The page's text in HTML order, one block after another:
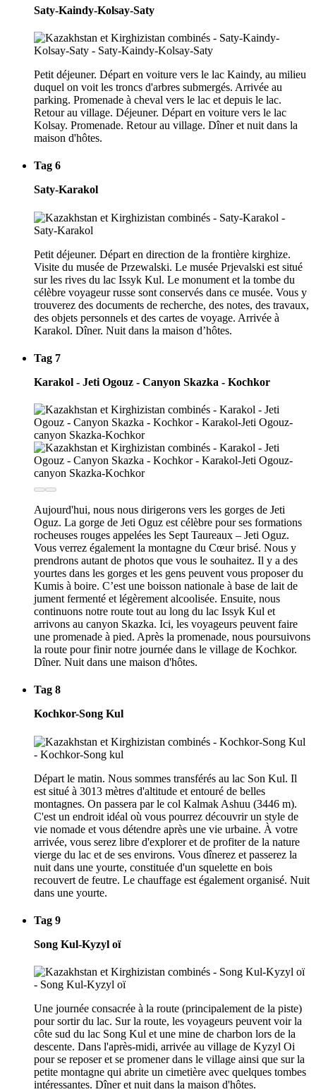
Saty-Kaindy-Kolsay-Saty
Petit déjeuner. Départ en voiture vers le lac Kaindy, au milieu
duquel on voit les troncs d'arbres submergés. Arrivée au
parking. Promenade à cheval vers le lac et depuis le lac.
Retour au village. Déjeuner. Départ en voiture vers le lac
Kolsay. Promenade. Retour au village. Dîner et nuit dans la
maison d'hôtes.
Tag 6
Saty-Karakol
Petit déjeuner. Départ en direction de la frontière kirghize.
Visite du musée de Przewalski. Le musée Prjevalski est situé
sur les rives du lac Issyk Kul. Le monument et la tombe du
célèbre voyageur russe sont conservés dans ce musée. Vous y
trouverez des documents de recherche, des notes, des travaux,
des objets personnels et des cartes de voyage. Arrivée à
Karakol. Dîner. Nuit dans la maison d’hôtes.
Tag 7
Karakol - Jeti Ogouz - Canyon Skazka - Kochkor
Aujourd'hui, nous nous dirigerons vers les gorges de Jeti
Oguz. La gorge de Jeti Oguz est célèbre pour ses formations
rocheuses rouges appelées les Sept Taureaux – Jeti Oguz.
Vous verrez également la montagne du Cœur brisé. Nous y
prendrons autant de photos que vous le souhaitez. Il y a des
yourtes dans les gorges et les gens peuvent vous proposer du
Kumis à boire. C’est une boisson nationale à base de lait de
jument fermenté et légèrement alcoolisée. Ensuite, nous
continuons notre route tout au long du lac Issyk Kul et
arrivons au canyon Skazka. Ici, les voyageurs peuvent faire
une promenade à pied. Après la promenade, nous poursuivons
la route pour finir notre journée dans le village de Kochkor.
Dîner. Nuit dans une maison d'hôtes.
Tag 8
Kochkor-Song Kul
Départ le matin. Nous sommes transférés au lac Son Kul. Il
est situé à 3013 mètres d'altitude et entouré de belles
montagnes. On passera par le col Kalmak Ashuu (3446 m).
C'est un endroit idéal où vous pourrez découvrir un style de
vie nomade et vous détendre après une vie urbaine. À votre
arrivée, vous serez libre d'explorer et de profiter de la nature
vierge du lac et de ses environs. Vous dînerez et passerez la
nuit dans une yourte, constituée d'un squelette en bois
recouvert de feutre. Le chauffage est également organisé. Nuit
dans une yourte.
Tag 9
Song Kul-Kyzyl oï
Une journée consacrée à la route (principalement de la piste)
pour sortir du lac. Sur la route, les voyageurs peuvent voir la
côte sud du lac Song Kul et une mine de charbon lors de la
descente. Dans l'après-midi, arrivée au village de Kyzyl Oi
pour se reposer et se promener dans le village ainsi que sur la
petite montagne qui abrite un cimetière avec quelques tombes
intéressantes. Dîner et nuit dans la maison d'hôtes.